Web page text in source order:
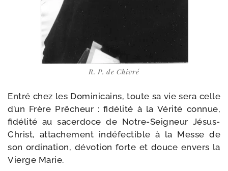
R. P. de Chivré
Entré chez les Dominicains, toute sa vie sera celle
d’un Frère Prêcheur : fidé­li­té à la Vérité connue,
fidé­li­té au sacer­doce de Notre-​Seigneur Jésus-​
Christ, atta­che­ment indé­fec­tible à la Messe de
son ordi­na­tion, dévo­tion forte et douce envers la
Vierge Marie.